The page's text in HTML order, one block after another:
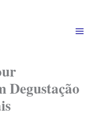
Degustação